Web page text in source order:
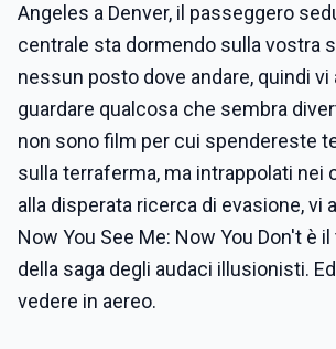
Angeles a Denver, il passeggero
centrale sta dormendo sulla vostra
nessun posto dove andare, quindi
guardare qualcosa che sembra
non sono film per cui spendereste
sulla terraferma, ma intrappolati nei
alla disperata ricerca di evasione, vi
Now You See Me: Now You Don't è
della saga degli audaci illusionisti.
vedere in aereo.